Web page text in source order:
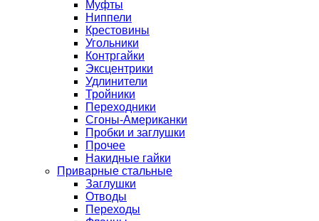
Муфты
Ниппели
Крестовины
Угольники
Контргайки
Эксцентрики
Удлинители
Тройники
Переходники
Сгоны-Американки
Пробки и заглушки
Прочее
Накидные гайки
Приварные стальные
Заглушки
Отводы
Переходы